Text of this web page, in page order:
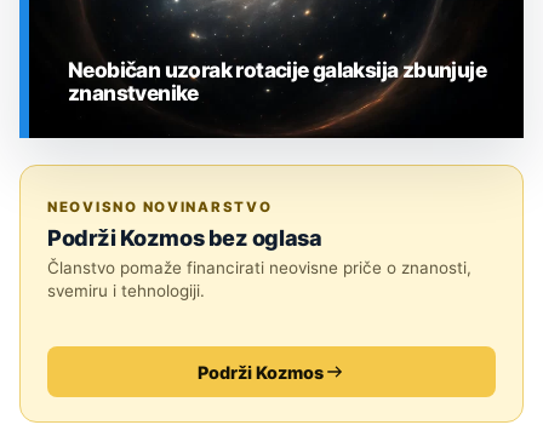
Neobičan uzorak rotacije galaksija zbunjuje
znanstvenike
NEOVISNO NOVINARSTVO
Podrži Kozmos bez oglasa
Članstvo pomaže financirati neovisne priče o znanosti,
svemiru i tehnologiji.
Podrži Kozmos